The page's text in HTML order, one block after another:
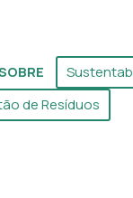
de Resíduos